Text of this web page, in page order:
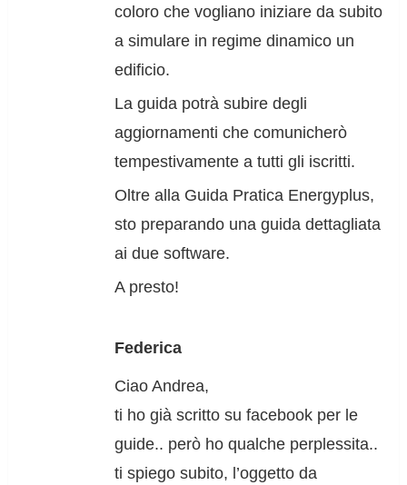
coloro che vogliano iniziare da subito
a simulare in regime dinamico un
edificio.
La guida potrà subire degli
aggiornamenti che comunicherò
tempestivamente a tutti gli iscritti.
Oltre alla Guida Pratica Energyplus,
sto preparando una guida dettagliata
ai due software.
A presto!
Federica
Ciao Andrea,
ti ho già scritto su facebook per le
guide.. però ho qualche perplessita..
ti spiego subito, l’oggetto da